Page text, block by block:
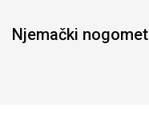
Njemački nogomet